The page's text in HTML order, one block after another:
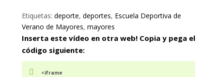
Etiquetas: deporte, deportes, Escuela Deportiva de
Verano de Mayores, mayores
Inserta este vídeo en otra web! Copia y pega el
código siguiente:
<iframe